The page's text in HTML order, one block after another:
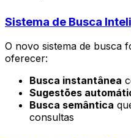
Sistema de Busca
O novo sistema de busca
oferecer:
Busca instantânea
Sugestões
Busca semântica
consultas